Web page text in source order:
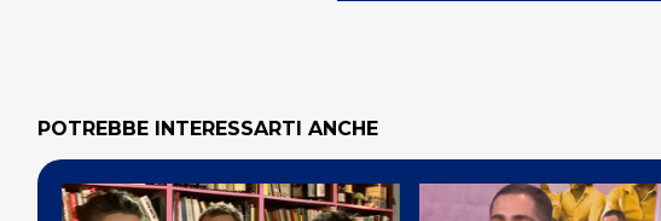
POTREBBE INTERESSARTI ANCHE